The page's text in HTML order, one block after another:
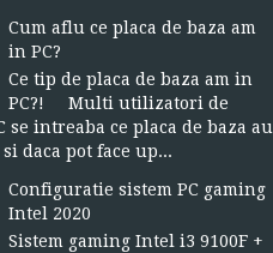
Cum aflu ce placa de baza am
in PC?
Ce tip de placa de baza am in
PC?! Multi utilizatori de
se intreaba ce placa de baza au
daca pot face up...
Configuratie sistem PC gaming
Intel 2020
Sistem gaming Intel i3 9100F +